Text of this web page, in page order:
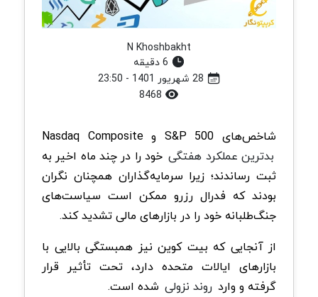
N Khoshbakht
شاخص‌های S&P 500 و Nasdaq Composite
بدترین عملکرد هفتگی خود را در چند ماه اخیر به
ثبت رساندند؛ زیرا سرمایه‌گذاران همچنان نگران
بودند که فدرال رزرو ممکن است سیاست‌های
جنگ‌طلبانه خود را در بازارهای مالی تشدید کند.
از آنجایی که بیت کوین نیز همبستگی بالایی با
بازارهای ایالات متحده دارد، تحت تأثیر قرار
گرفته و وارد روند نزولی شده است.